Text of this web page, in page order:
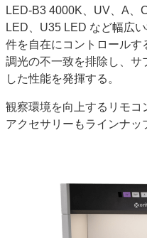
LED-B3 4000K、UV、A、
LED、U35 LED など幅広
件を自在にコントロールす
調光の不一致を排除し、
した性能を発揮する。
観察環境を向上するリモコ
アクセサリーもラインナッ